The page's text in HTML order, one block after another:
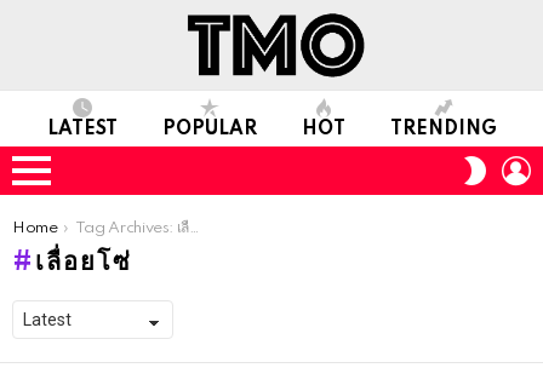
LATEST POPULAR HOT TRENDING
Menu
SKIN
You are here:
Home Tag Archives: เลื่อยโซ่
เลื่อยโซ่